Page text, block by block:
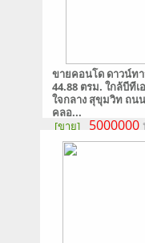
ขายคอนโด ดาวน์ท
44.88 ตรม. ใกล้บีทีเ
ใจกลาง สุขุมวิท ถน
คลอ...
[ขาย]
5000000